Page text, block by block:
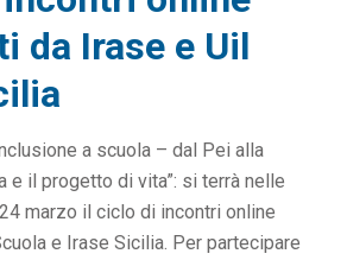
da Irase e Uil
a scuola – dal Pei alla
e il progetto di vita”: si terrà nelle
marzo il ciclo di incontri online
e Irase Sicilia. Per partecipare